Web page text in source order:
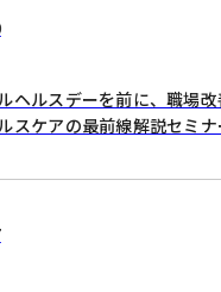
ヘルスデーを前に、職場
スケアの最前線解説セミ